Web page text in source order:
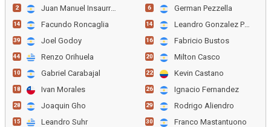
2 Juan Manuel Insaurralde
14 Facundo Roncaglia
39 Joel Godoy
44 Renzo Orihuela
10 Gabriel Carabajal
18 Ivan Morales
28 Joaquin Gho
15 Leandro Suhr
6 German Pezzella
14 Leandro Gonzalez Pirez
16 Fabricio Bustos
20 Milton Casco
22 Kevin Castano
26 Ignacio Fernandez
29 Rodrigo Aliendro
30 Franco Mastantuono